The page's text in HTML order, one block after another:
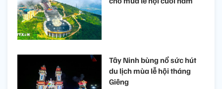
Tây Ninh bùng nổ sức hút
du lịch mùa lễ hội tháng
Giêng